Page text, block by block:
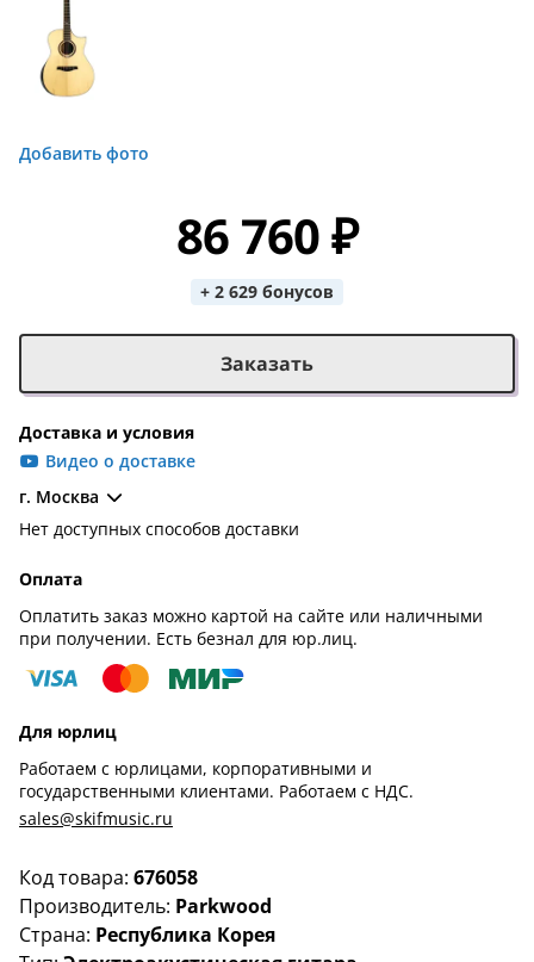
Добавить фото
Код товара: 676058
Производитель: Parkwood
Страна: Республика Корея
86 760 ₽
+ 2 629 бонусов
Заказать
Доставка и условия
Видео о доставке
г. Москва
Нет доступных способов доставки
Оплата
Оплатить заказ можно картой на сайте или наличными
при получении. Есть безнал для юр.лиц.
Для юрлиц
Работаем с юрлицами, корпоративными и
государственными клиентами. Работаем с НДС.
sales@skifmusic.ru